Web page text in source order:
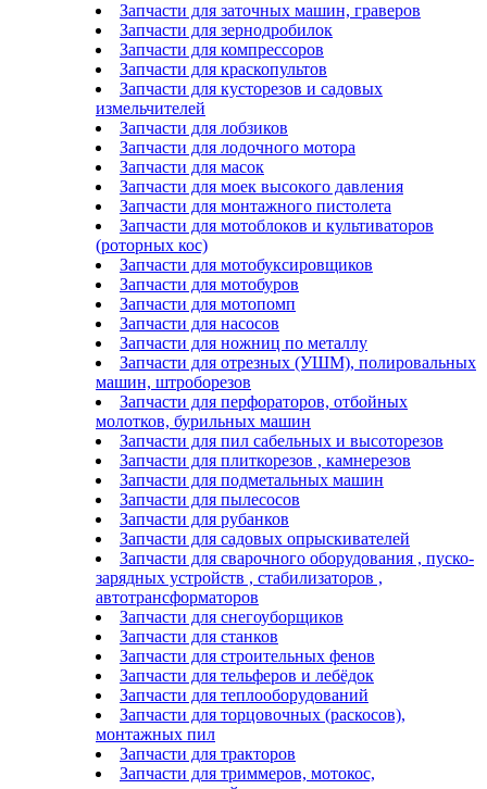
Запчасти для заточных машин, граверов
Запчасти для зернодробилок
Запчасти для компрессоров
Запчасти для краскопультов
Запчасти для кусторезов и садовых
измельчителей
Запчасти для лобзиков
Запчасти для лодочного мотора
Запчасти для масок
Запчасти для моек высокого давления
Запчасти для монтажного пистолета
Запчасти для мотоблоков и культиваторов
(роторных кос)
Запчасти для мотобуксировщиков
Запчасти для мотобуров
Запчасти для мотопомп
Запчасти для насосов
Запчасти для ножниц по металлу
Запчасти для отрезных (УШМ), полировальных
машин, штроборезов
Запчасти для перфораторов, отбойных
молотков, бурильных машин
Запчасти для пил сабельных и высоторезов
Запчасти для плиткорезов , камнерезов
Запчасти для подметальных машин
Запчасти для пылесосов
Запчасти для рубанков
Запчасти для садовых опрыскивателей
Запчасти для сварочного оборудования , пуско-
зарядных устройств , стабилизаторов ,
автотрансформаторов
Запчасти для снегоуборщиков
Запчасти для станков
Запчасти для строительных фенов
Запчасти для тельферов и лебёдок
Запчасти для теплооборудований
Запчасти для торцовочных (раскосов),
монтажных пил
Запчасти для тракторов
Запчасти для триммеров, мотокос,